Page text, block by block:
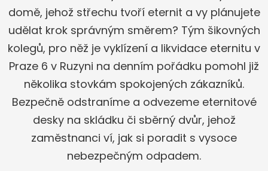
domě, jehož střechu tvoří eternit a vy plánujete
udělat krok správným směrem? Tým šikovných
kolegů, pro něž je vyklízení a likvidace eternitu v
Praze 6 v Ruzyni na denním pořádku pomohl již
několika stovkám spokojených zákazníků.
Bezpečně odstraníme a odvezeme eternitové
desky na skládku či sběrný dvůr, jehož
zaměstnanci ví, jak si poradit s vysoce
nebezpečným odpadem.